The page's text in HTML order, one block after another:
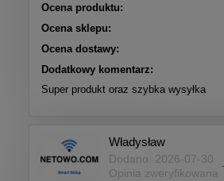
Ocena produktu:
Ocena sklepu:
Ocena dostawy:
Dodatkowy komentarz:
Super produkt oraz szybka wysyłka
Władysław
Dodano: 2026-07-30
Opinia zweryfikowana